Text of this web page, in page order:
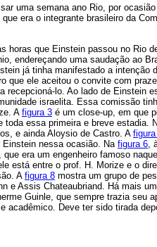
uma semana ano Rio, por
era o integrante brasileiro da
horas que Einstein passou no Rio
endereçando uma saudação ao
já tinha manifestado a intenção
que ele aceitou o convite com
recepcioná-lo. Ao lado de Einstein
israelita. Essa comissão
A figura 3 é um close-up, em que
toda essa primeira e breve estadia.
e ainda Aloysio de Castro. A
nessa ocasião. Na figura 6
era um engenheiro famoso
está entre o prof. H. Morize e o
Afigura 8 mostra um grupo de
e Assis Chateaubriand. Há mais
Guinle, que sempre trazia seu
acadêmico. Deve ter sido tirada